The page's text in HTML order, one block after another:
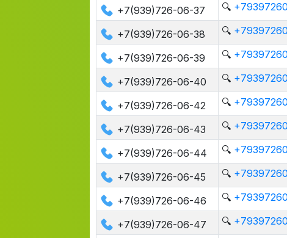
+7(939)726-06-37 🔍
+7(939)726-06-38 🔍
+7(939)726-06-39 🔍
+7(939)726-06-40 🔍
+7(939)726-06-42 🔍
+7(939)726-06-43 🔍
+7(939)726-06-44 🔍
+7(939)726-06-45 🔍
+7(939)726-06-46 🔍
+7(939)726-06-47 🔍